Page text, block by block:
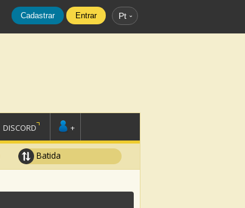
Cadastrar Entrar Pt
DISCORD +
Batida